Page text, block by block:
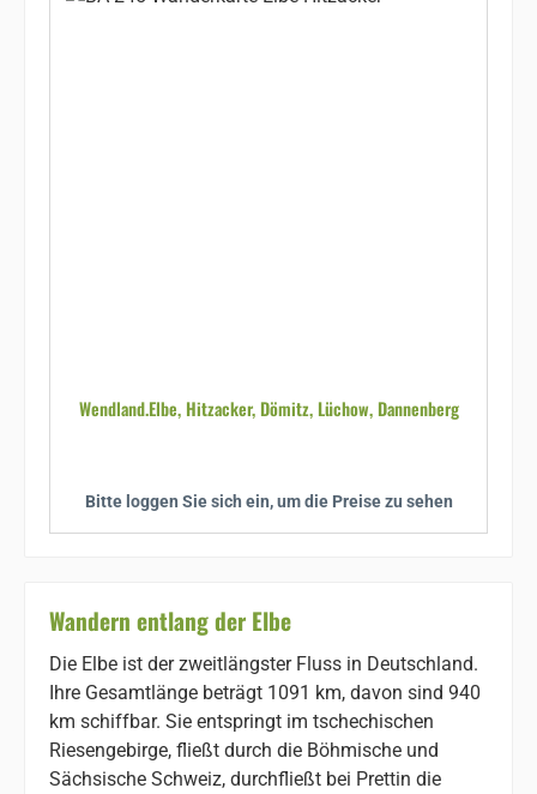
Wendland.Elbe, Hitzacker, Dömitz, Lüchow, Dannenberg
Bitte loggen Sie sich ein, um die Preise zu sehen
Wandern entlang der Elbe
Die Elbe ist der zweitlängster Fluss in Deutschland.
Ihre Gesamtlänge beträgt 1091 km, davon sind 940
km schiffbar. Sie entspringt im tschechischen
Riesengebirge, fließt durch die Böhmische und
Sächsische Schweiz, durchfließt bei Prettin die